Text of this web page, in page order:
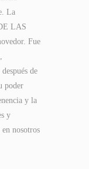
La
LAS
Fue
de
poder
y la
y
nosotros